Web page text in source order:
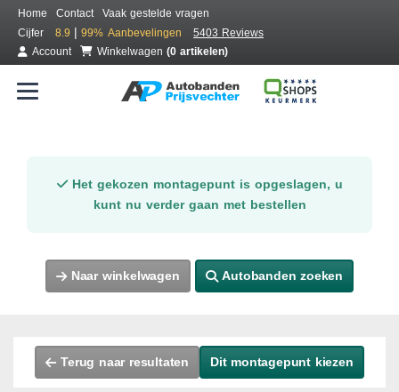
Home Contact
Vaak gestelde vragen
Cijfer
8.9 | 99% Aanbevelingen
5403 Reviews
Account
Winkelwagen (0 artikelen)
Het gekozen montagepunt is opgeslagen, u
kunt nu verder gaan met bestellen
Naar winkelwagen Autobanden zoeken
Terug naar resultaten Dit montagepunt kiezen